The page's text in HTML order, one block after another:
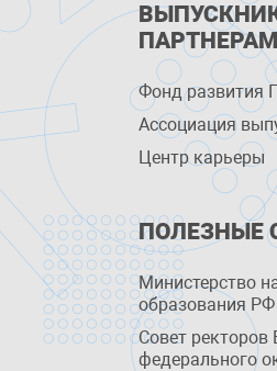
Фонд развития
Ассоциация
Центр карьеры
ПОЛЕЗНЫЕ
Министерство
образования РФ
Совет
федерального